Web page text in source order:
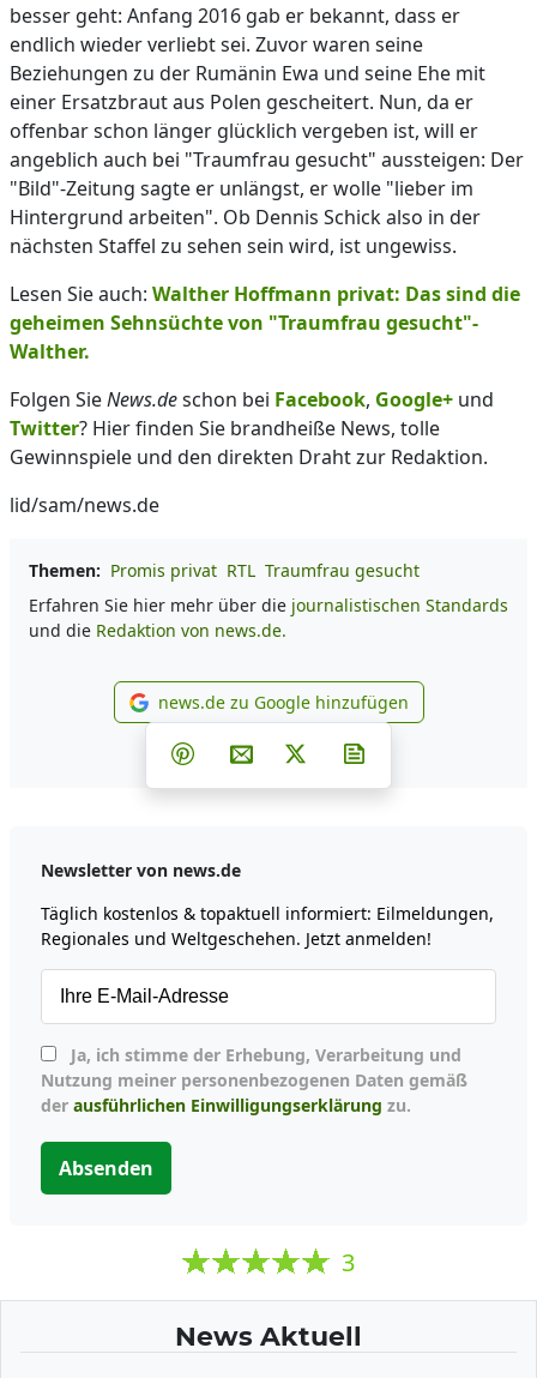
besser geht: Anfang 2016 gab er bekannt, dass er
endlich wieder verliebt sei. Zuvor waren seine
Beziehungen zu der Rumänin Ewa und seine Ehe mit
einer Ersatzbraut aus Polen gescheitert. Nun, da er
offenbar schon länger glücklich vergeben ist, will er
angeblich auch bei "Traumfrau gesucht" aussteigen: Der
"Bild"-Zeitung sagte er unlängst, er wolle "lieber im
Hintergrund arbeiten". Ob Dennis Schick also in der
nächsten Staffel zu sehen sein wird, ist ungewiss.
Lesen Sie auch: Walther Hoffmann privat: Das sind die
geheimen Sehnsüchte von "Traumfrau gesucht"-
Walther.
Folgen SieNews.deschon bei Facebook, Google+ und
Twitter? Hier finden Sie brandheiße News, tolle
Gewinnspiele und den direkten Draht zur Redaktion.
lid/sam/news.de
Themen: Promis privat RTL Traumfrau gesucht
Erfahren Sie hier mehr über die journalistischen Standards
und die Redaktion von news.de.
news.de zu Google
news.de zu Google hinzufügen
Teilen auf Facebook
Teilen auf Whatsapp
Teilen auf Telegram
Teilen auf Pinterest
Per E-Mail teilen
Post auf X
Newsletter von news.de
Täglich kostenlos & topaktuell informiert: Eilmeldungen,
Regionales und Weltgeschehen. Jetzt anmelden!
Nutzung meiner personenbezogenen Daten gemäß
der ausführlichen Einwilligungserklärung zu.
Absenden
3
News Aktuell